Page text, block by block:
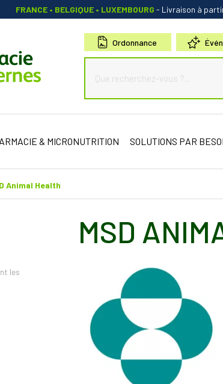
FRANCE • BELGIQUE • LUXEMBOURG - Livraison à
Pharmacie de Sauternes Votre pharmacie
Ordonnance
& MICRONUTRITION SOLUTIONS PAR
Animal Health
MSD
les